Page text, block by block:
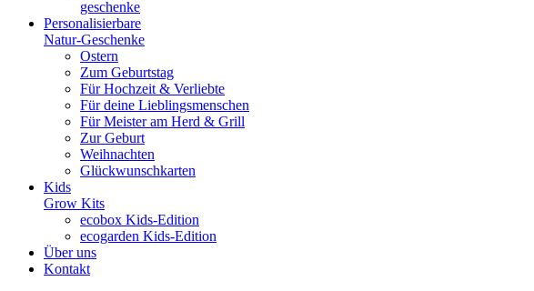
geschenke
Personalisierbare
Natur-Geschenke
Ostern
Zum Geburtstag
Für Hochzeit & Verliebte
Für deine Lieblingsmenschen
Für Meister am Herd & Grill
Zur Geburt
Weihnachten
Glückwunschkarten
Kids
Grow Kits
ecobox Kids-Edition
ecogarden Kids-Edition
Über uns
Kontakt